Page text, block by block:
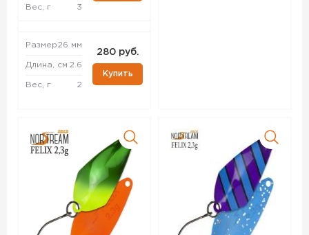
Вес, г 3
Размер26 мм
Длина, см 2.6
Вес, г 2
280 руб.
Купить